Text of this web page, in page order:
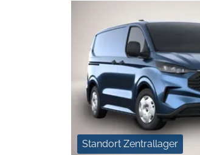
Standort Zentrallager